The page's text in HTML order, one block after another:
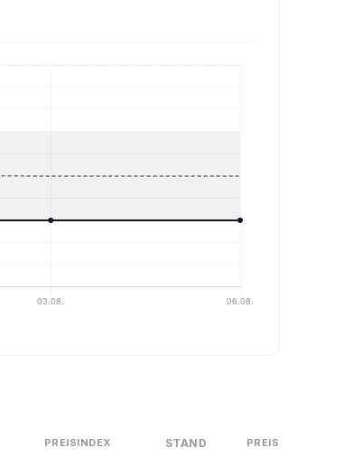
PREISINDEX STAND PREIS